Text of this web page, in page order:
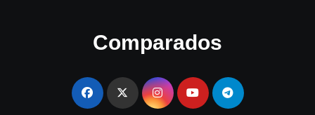
Comparados